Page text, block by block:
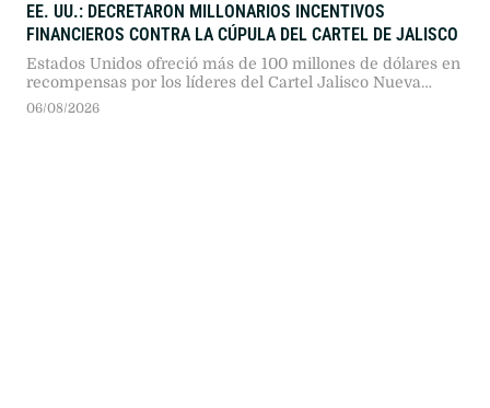
EE. UU.: DECRETARON MILLONARIOS INCENTIVOS
FINANCIEROS CONTRA LA CÚPULA DEL CARTEL DE JALISCO
Estados Unidos ofreció más de 100 millones de dólares en
recompensas por los líderes del Cartel Jalisco Nueva
Generación, con 25 millones por Juan Carlos Valencia. La
06/08/2026